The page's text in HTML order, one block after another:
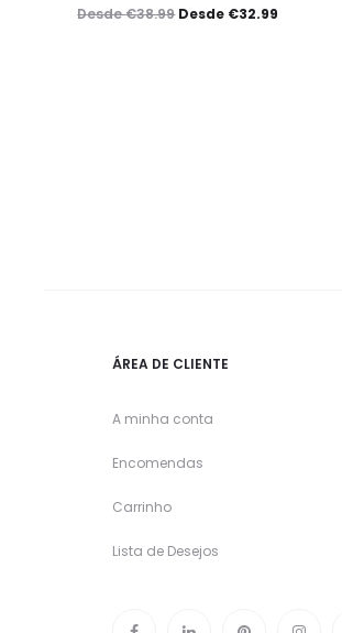
Desde€38.99 Desde €32.99
ÁREA DE CLIENTE
A minha conta
Encomendas
Carrinho
Lista de Desejos